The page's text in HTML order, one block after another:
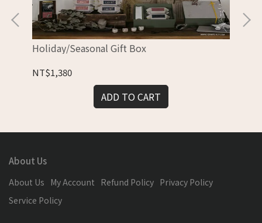
Holiday/Seasonal Gift Box
NT$1,380
ADD TO CART
About Us
About Us My Account Refund Policy Privacy Policy
Service Policy